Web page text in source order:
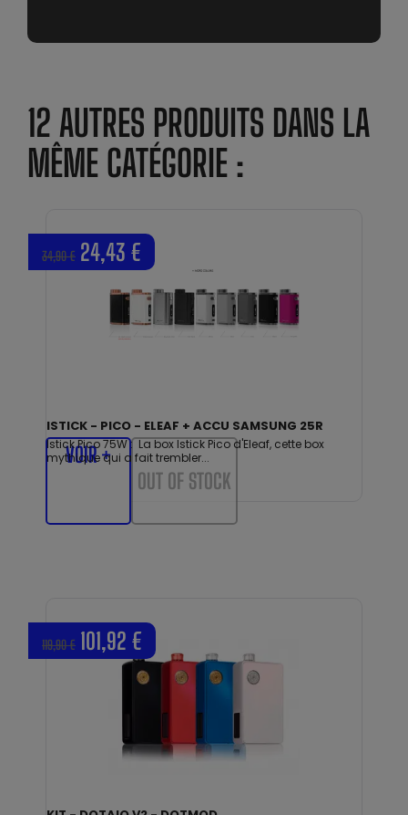
12 AUTRES PRODUITS DANS LA
MÊME CATÉGORIE :
ISTICK - PICO - ELEAF + ACCU SAMSUNG 25R
Istick Pico 75W : La box Istick Pico d'Eleaf, cette box
mythique qui a fait trembler...
34,90 € 24,43 €
VOIR +
OUT OF STOCK
119,90 € 101,92 €